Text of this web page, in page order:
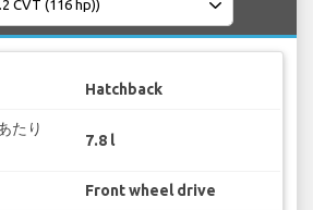
Hatchback
たり
7.8 l
Front wheel drive